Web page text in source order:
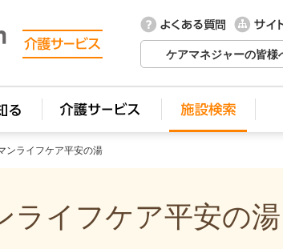
ケアマネジャーの皆様
ンライフケア平安の湯
ライフケア平安の